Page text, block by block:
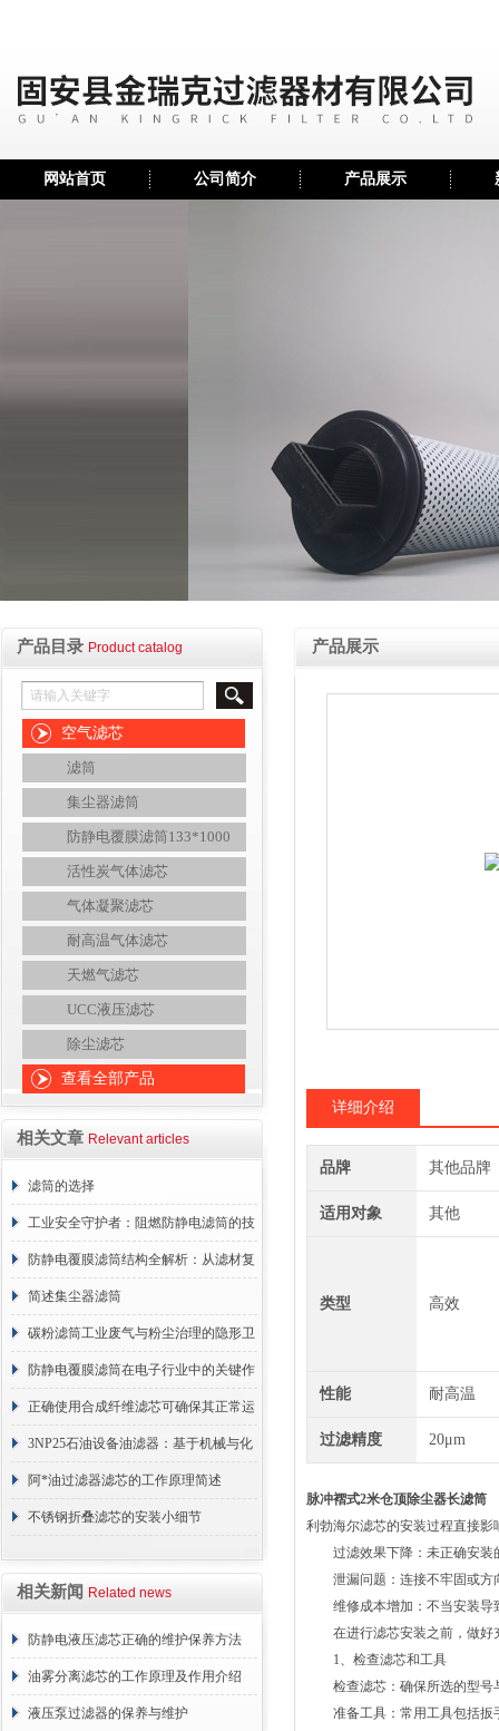
网站首页 公司简介 产品展示
产品目录 Product catalog
空气滤芯
滤筒
集尘器滤筒
防静电覆膜滤筒133*1000
活性炭气体滤芯
气体凝聚滤芯
耐高温气体滤芯
天燃气滤芯
UCC液压滤芯
除尘滤芯
查看全部产品
相关文章 Relevant articles
滤筒的选择
工业安全守护者：阻燃防静电滤筒的技
术原理与应用解析
防静电覆膜滤筒结构全解析：从滤材复
合到整体成型
简述集尘器滤筒
碳粉滤筒工业废气与粉尘治理的隐形卫
士
防静电覆膜滤筒在电子行业中的关键作
用
正确使用合成纤维滤芯可确保其正常运
行
3NP25石油设备油滤器：基于机械与化
学协同的油液净化核心
阿*油过滤器滤芯的工作原理简述
不锈钢折叠滤芯的安装小细节
相关新闻 Related news
防静电液压滤芯正确的维护保养方法
油雾分离滤芯的工作原理及作用介绍
液压泵过滤器的保养与维护
产品展示
详细介绍
品牌 其他品牌
适用对象 其他
类型 高效
性能 耐高温
过滤精度 20μm
脉冲褶式2米仓顶除尘器长滤筒
利勃海尔滤芯的安装过程直接
过滤效果下降：未正确安装
泄漏问题：连接不牢固或方
维修成本增加：不当安装导
在进行滤芯安装之前，做好
1、检查滤芯和工具
检查滤芯：确保所选的型号
准备工具：常用工具包括扳